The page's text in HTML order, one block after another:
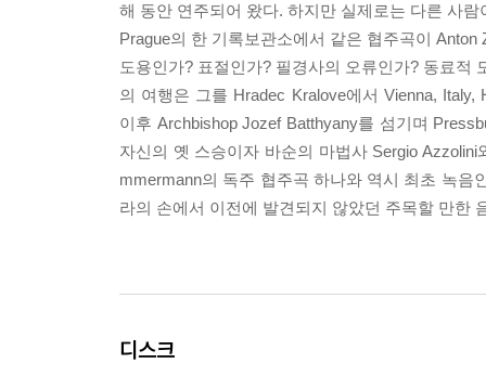
해 동안 연주되어 왔다. 하지만 실제로는 다른 사
Prague의 한 기록보관소에서 같은 협주곡이
도용인가? 표절인가? 필경사의 오류인가? 동료적
의 여행은 그를 Hradec Kralove에서 Vienna,
이후 Archbishop Jozef Batthyany를 섬기며
자신의 옛 스승이자 바순의 마법사 Sergio
mmermann의 독주 협주곡 하나와 역시 최초 녹음
라의 손에서 이전에 발견되지 않았던 주목할 만한
디스크